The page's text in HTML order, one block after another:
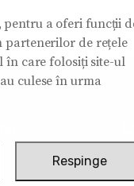
pentru a oferi funcții
partenerilor de rețele
în care folosiți site-ul
culese în urma
Respinge